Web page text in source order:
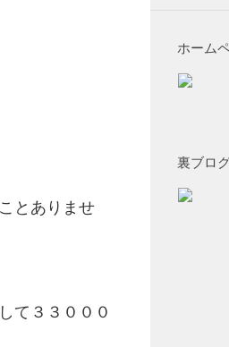
とありませ
て３３０００
ホーム
裏ブロ